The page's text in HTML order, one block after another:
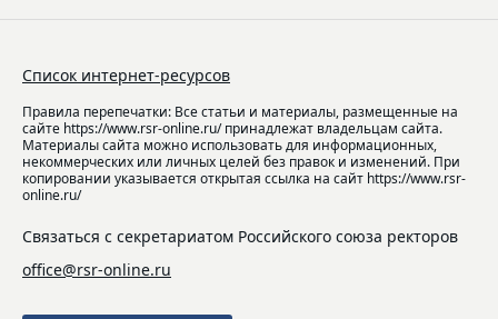
Список интернет-ресурсов
Правила перепечатки: Все статьи и материалы, размещенные на
сайте https://www.rsr-online.ru/ принадлежат владельцам сайта.
Материалы сайта можно использовать для информационных,
некоммерческих или личных целей без правок и изменений. При
копировании указывается открытая ссылка на сайт https://www.rsr-
online.ru/
Связаться с секретариатом Российского союза ректоров
office@rsr-online.ru